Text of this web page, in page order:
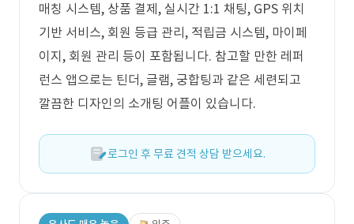
매칭 시스템, 상품 결제, 실시간 1:1 채팅, GPS 위치
기반 서비스, 회원 등급 관리, 적립금 시스템, 마이페
이지, 회원 관리 등이 포함됩니다. 참고할 만한 레퍼
런스 앱으로는 틴더, 글램, 궁합팅과 같은 세련되고
깔끔한 디자인의 소개팅 어플이 있습니다.
로그인 후 무료 견적 상담 받으세요.